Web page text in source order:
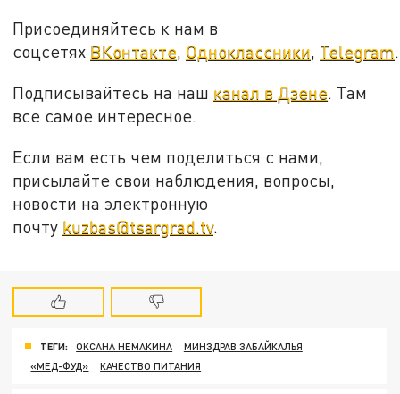
Присоединяйтесь к нам в
соцсетях ВКонтакте, Одноклассники, Telegram.
Подписывайтесь на наш канал в Дзене. Там
все самое интересное.
Если вам есть чем поделиться с нами,
присылайте свои наблюдения, вопросы,
новости на электронную
почту kuzbas@tsargrad.tv.
ТЕГИ: ОКСАНА НЕМАКИНА
МИНЗДРАВ ЗАБАЙКАЛЬЯ
«МЕД-ФУД»
КАЧЕСТВО ПИТАНИЯ